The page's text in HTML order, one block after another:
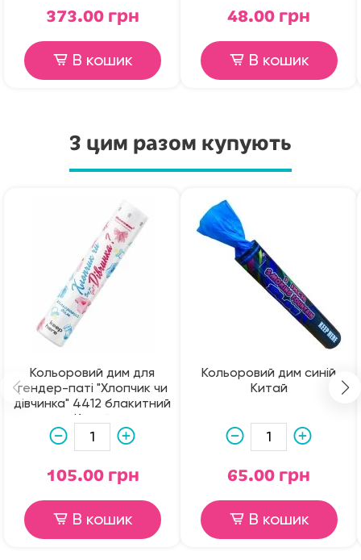
373.00 грн
В кошик
48.00 грн
В кошик
З цим разом купують
Кольоровий дим для
гендер-паті "Хлопчик чи
дівчинка" 4412 блакитний
Китай
105.00 грн
В кошик
Кольоровий дим синій
Китай
65.00 грн
В кошик